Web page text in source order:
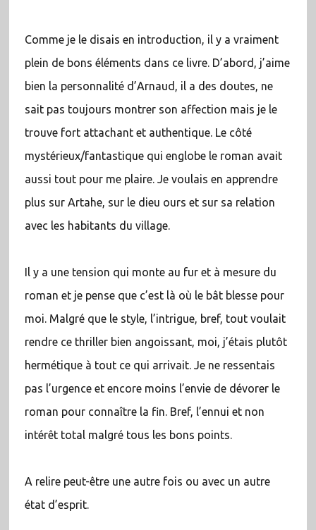
Comme je le disais en introduction, il y a vraiment
plein de bons éléments dans ce livre. D’abord, j’aime
bien la personnalité d’Arnaud, il a des doutes, ne
sait pas toujours montrer son affection mais je le
trouve fort attachant et authentique. Le côté
mystérieux/fantastique qui englobe le roman avait
aussi tout pour me plaire. Je voulais en apprendre
plus sur Artahe, sur le dieu ours et sur sa relation
avec les habitants du village.
Il y a une tension qui monte au fur et à mesure du
roman et je pense que c’est là où le bât blesse pour
moi. Malgré que le style, l’intrigue, bref, tout voulait
rendre ce thriller bien angoissant, moi, j’étais plutôt
hermétique à tout ce qui arrivait. Je ne ressentais
pas l’urgence et encore moins l’envie de dévorer le
roman pour connaître la fin. Bref, l’ennui et non
intérêt total malgré tous les bons points.
A relire peut-être une autre fois ou avec un autre
état d’esprit.